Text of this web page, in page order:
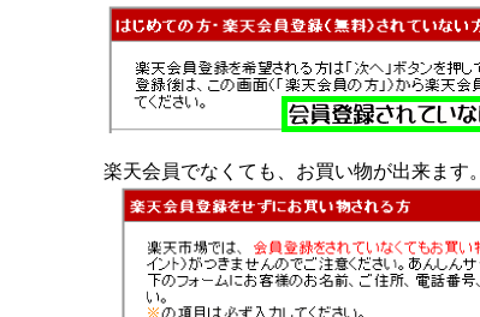
楽天会員でなくても、お買い物が出来ます。